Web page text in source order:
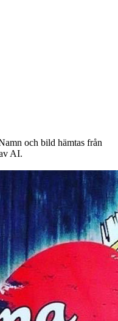
och bild hämtas från
AI.